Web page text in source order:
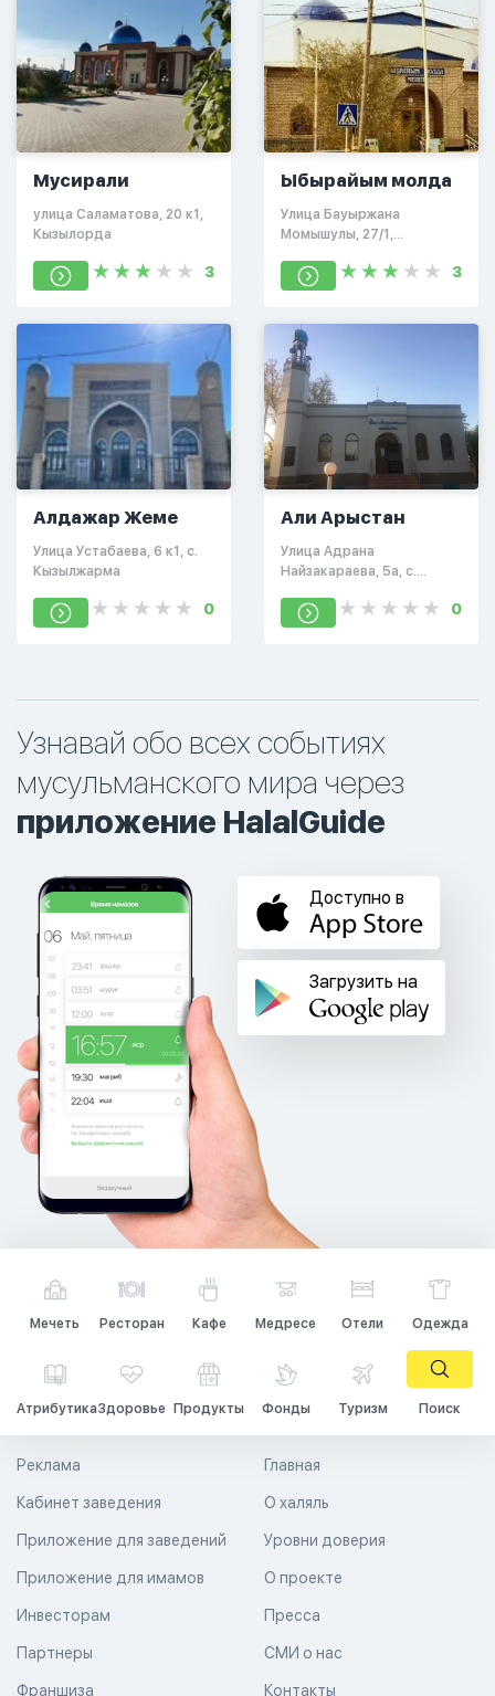
Мусирали
улица Саламатова, 20 к1,
Кызылорда
3
Ыбырайым молда
​Улица Бауыржана
Момышулы, 27/1​,
3
Алдажар Жеме
​Улица Устабаева, 6 к1,​ с.
Кызылжарма
0
Али Арыстан
​Улица Адрана
Найзакараева, 5а,​ с.
0
Узнавай обо всех событиях
мусульманского мира через
приложение HalalGuide
Доступно в
Загрузить на
Мечеть Ресторан Кафе Медресе Отели Одежда
АтрибутикаЗдоровье Продукты Фонды Туризм Поиск
Главная
О халяль
Уровни доверия
Реклама
Кабинет заведения
Приложение для заведений
Приложение для имамов О проекте
Пресса
СМИ о нас
Контакты
Инвесторам
Партнеры
Франшиза